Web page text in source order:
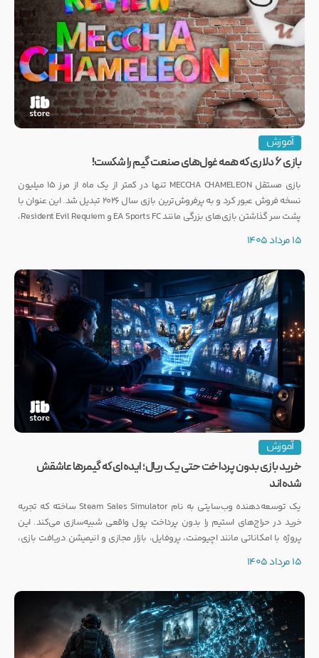
آموزش
بازی ۶ دلاری که همه غول‌های صنعت گیم را شکست!
بازی مستقل MECCHA CHAMELEON تنها در کمتر از یک ماه از مرز ۱۵ میلیون
نسخه فروش عبور کرد و به پرفروش‌ترین بازی سال ۲۰۲۶ تبدیل شد. این عنوان با
پشت سر گذاشتن بازی‌های بزرگی مانند EA Sports FC و Resident Evil Requiem،
15 مرداد 1405
آموزش
خرید بازی بدون پرداخت حتی یک ریال؛ ایده‌ای که گیمرها عاشقش
شده‌اند
یک توسعه‌دهنده وب‌سایتی به نام Steam Sales Simulator ساخته که تجربه
خرید در حراج‌های استیم را بدون پرداخت پول واقعی شبیه‌سازی می‌کند. این
پروژه با امکاناتی مانند اچیومنت، پروفایل، بازار مجازی و انیمیشن دریافت بازی،
15 مرداد 1405